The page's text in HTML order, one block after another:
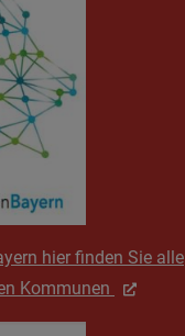
hier finden Sie alle
Kommunen